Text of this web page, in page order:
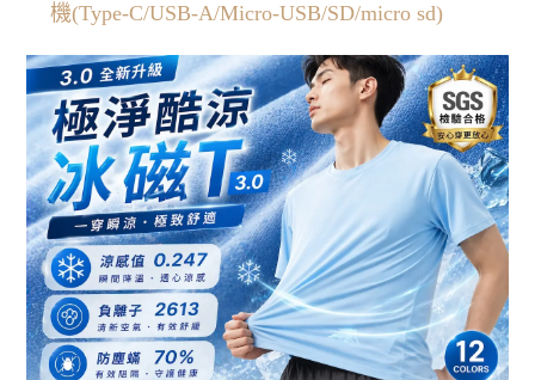
機(Type-C/USB-A/Micro-USB/SD/micro sd)